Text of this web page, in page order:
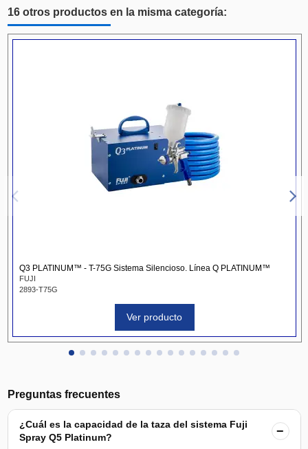
16 otros productos en la misma categoría:
Q3 PLATINUM™ - T-75G Sistema Silencioso. Línea Q PLATINUM™
FUJI
2893-T75G
Ver producto
Preguntas frecuentes
¿Cuál es la capacidad de la taza del sistema Fuji
Spray Q5 Platinum?
−